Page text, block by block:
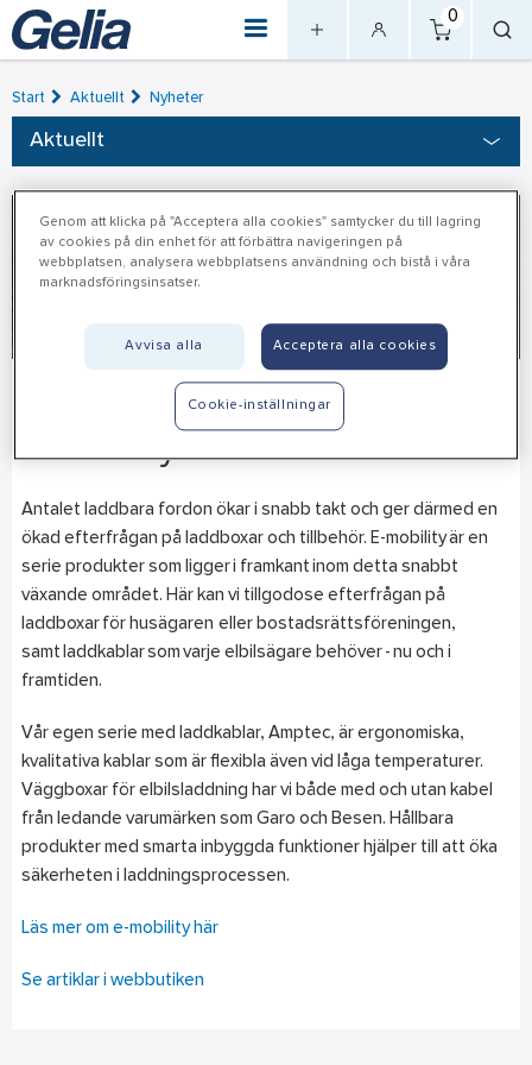
0
Start Aktuellt Nyheter
Aktuellt
Ladda för framtiden med
e-mobility
Antalet laddbara fordon ökar i snabb takt och ger därmed en
ökad efterfrågan på laddboxar och tillbehör. E-mobility är en
serie produkter som ligger i framkant inom detta snabbt
växande området. Här kan vi tillgodose efterfrågan på
laddboxar för husägaren eller bostadsrättsföreningen,
samt laddkablar som varje elbilsägare behöver - nu och i
framtiden.
Vår egen serie med laddkablar, Amptec, är ergonomiska,
kvalitativa kablar som är flexibla även vid låga temperaturer.
Väggboxar för elbilsladdning har vi både med och utan kabel
från ledande varumärken som Garo och Besen. Hållbara
produkter med smarta inbyggda funktioner hjälper till att öka
säkerheten i laddningsprocessen.
Läs mer om e-mobility här
Se artiklar i webbutiken
Genom att klicka på "Acceptera alla cookies" samtycker du till lagring
av cookies på din enhet för att förbättra navigeringen på
webbplatsen, analysera webbplatsens användning och bistå i våra
marknadsföringsinsatser.
Avvisa alla Acceptera alla cookies
Cookie-inställningar